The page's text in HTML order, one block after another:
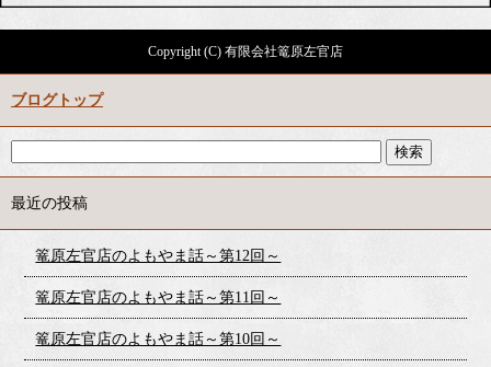
Copyright (C) 有限会社篭原左官店
ブログトップ
最近の投稿
篭原左官店のよもやま話～第12回～
篭原左官店のよもやま話～第11回～
篭原左官店のよもやま話～第10回～